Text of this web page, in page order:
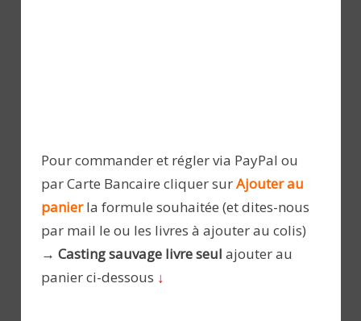
Pour commander et régler via PayPal ou
par Carte Bancaire cliquer surAjouter au
panierla formule souhaitée (et dites-nous
par mail le ou les livres à ajouter au colis)
→ Casting sauvage livre seul ajouter au
panier ci-dessous ↓